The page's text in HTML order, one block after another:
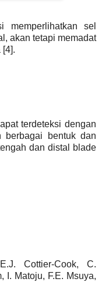
memperlihatkan sel
akan tetapi memadat
[4].
terdeteksi dengan
berbagai bentuk dan
dan distal blade
Cottier-Cook, C.
I. Matoju, F.E. Msuya,